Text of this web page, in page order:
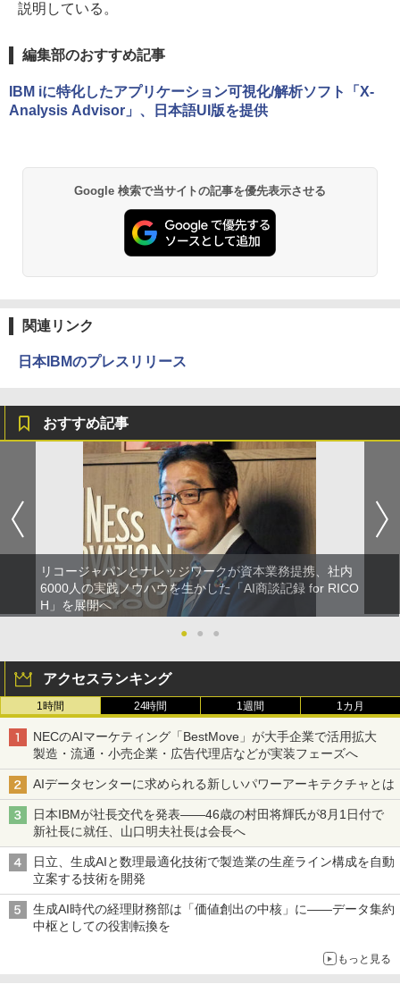
説明している。
編集部のおすすめ記事
IBM iに特化したアプリケーション可視化/解析ソフト「X-
Analysis Advisor」、日本語UI版を提供
Google 検索で当サイトの記事を優先表示させる
関連リンク
日本IBMのプレスリリース
おすすめ記事
リコージャパンとナレッジワークが資本業務提携、社内
6000人の実践ノウハウを生かした「AI商談記録 for RICO
H」を展開へ
●
● ●
アクセスランキング
1時間 24時間 1週間 1カ月
NECのAIマーケティング「BestMove」が大手企業で活用拡大
製造・流通・小売企業・広告代理店などが実装フェーズへ
AIデータセンターに求められる新しいパワーアーキテクチャとは
日本IBMが社長交代を発表――46歳の村田将輝氏が8月1日付で
新社長に就任、山口明夫社長は会長へ
日立、生成AIと数理最適化技術で製造業の生産ライン構成を自動
立案する技術を開発
生成AI時代の経理財務部は「価値創出の中核」に――データ集約
中枢としての役割転換を
もっと見る